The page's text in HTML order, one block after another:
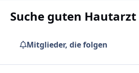
Suche guten Hautarzt
Mitglieder, die folgen